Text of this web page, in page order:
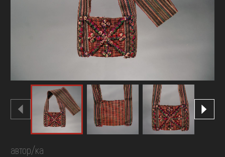
ОНЛАЙН-КРАМНИЦЯ
автор/ка